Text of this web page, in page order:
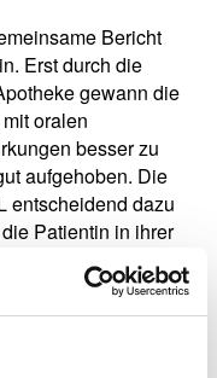
Bericht
Erst durch die
gewann die
oralen
besser zu
aufgehoben. Die
entscheidend dazu
Patientin in ihrer
Beispiel für
vor Ort.